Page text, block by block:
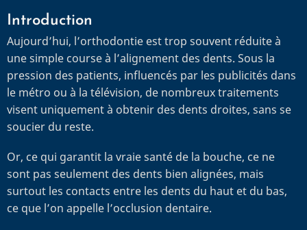
Introduction
Aujourd’hui, l’orthodontie est trop souvent réduite à
une simple course à l’alignement des dents. Sous la
pression des patients, influencés par les publicités dans
le métro ou à la télévision, de nombreux traitements
visent uniquement à obtenir des dents droites, sans se
soucier du reste.
Or, ce qui garantit la vraie santé de la bouche, ce ne
sont pas seulement des dents bien alignées, mais
surtout les contacts entre les dents du haut et du bas,
ce que l’on appelle l’occlusion dentaire.